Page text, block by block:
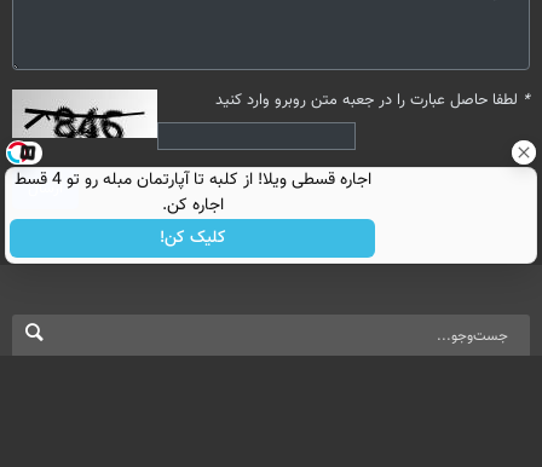
* لطفا حاصل عبارت را در جعبه متن روبرو وارد کنید
ارسال
اجاره‌ قسطی ویلا! از کلبه تا آپارتمان مبله رو تو 4 قسط
اجاره کن.
کلیک کن!